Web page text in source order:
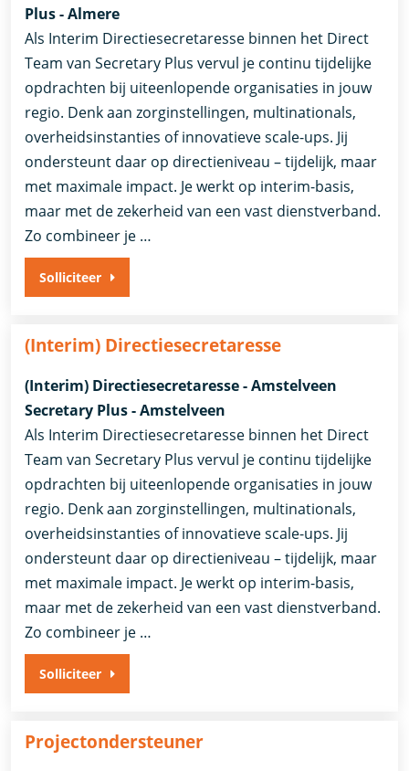
Plus - Almere
Als Interim Directiesecretaresse binnen het Direct
Team van Secretary Plus vervul je continu tijdelijke
opdrachten bij uiteenlopende organisaties in jouw
regio. Denk aan zorginstellingen, multinationals,
overheidsinstanties of innovatieve scale-ups. Jij
ondersteunt daar op directieniveau – tijdelijk, maar
met maximale impact. Je werkt op interim-basis,
maar met de zekerheid van een vast dienstverband.
Zo combineer je …
Solliciteer
(Interim) Directiesecretaresse
(Interim) Directiesecretaresse - Amstelveen
Secretary Plus - Amstelveen
Als Interim Directiesecretaresse binnen het Direct
Team van Secretary Plus vervul je continu tijdelijke
opdrachten bij uiteenlopende organisaties in jouw
regio. Denk aan zorginstellingen, multinationals,
overheidsinstanties of innovatieve scale-ups. Jij
ondersteunt daar op directieniveau – tijdelijk, maar
met maximale impact. Je werkt op interim-basis,
maar met de zekerheid van een vast dienstverband.
Zo combineer je …
Solliciteer
Projectondersteuner